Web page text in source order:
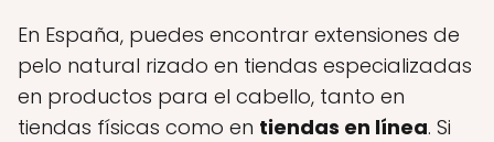
En España, puedes encontrar extensiones de
pelo natural rizado en tiendas especializadas
en productos para el cabello, tanto en
tiendas físicas como en tiendas en línea. Si